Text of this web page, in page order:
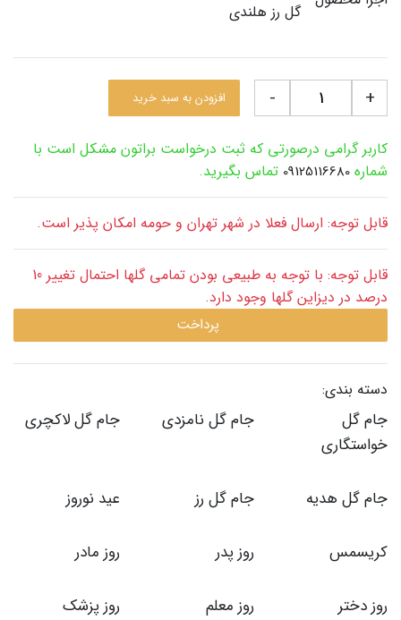
گل رز هلندی
+
- افزودن به سبد خرید
کاربر گرامی درصورتی که ثبت درخواست براتون مشکل است با
شماره 09125116680 تماس بگیرید.
قابل توجه: ارسال فعلا در شهر تهران و حومه امکان پذیر است.
قابل توجه: با توجه به طبیعی بودن تمامی گلها احتمال تغییر 10
درصد در دیزاین گلها وجود دارد.
پرداخت
دسته بندی:
جام گل
خواستگاری
جام گل نامزدی جام گل لاکچری
جام گل هدیه جام گل رز عید نوروز
کریسمس روز پدر روز مادر
روز دختر روز معلم روز پزشک